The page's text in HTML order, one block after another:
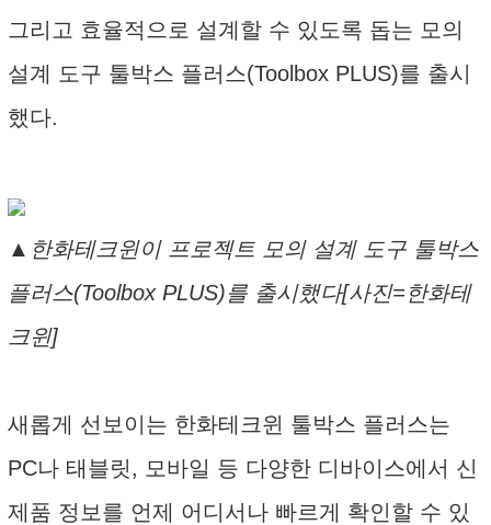
그리고 효율적으로 설계할 수 있도록 돕는 모의
설계 도구 툴박스 플러스(Toolbox PLUS)를 출시
했다.
▲한화테크윈이 프로젝트 모의 설계 도구 툴박스
플러스(Toolbox PLUS)를 출시했다[사진=한화테
크윈]
새롭게 선보이는 한화테크윈 툴박스 플러스는
PC나 태블릿, 모바일 등 다양한 디바이스에서 신
제품 정보를 언제 어디서나 빠르게 확인할 수 있